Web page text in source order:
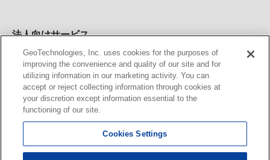
法人向けサービス
法人向け地図・位置情報サービス WEBサイト・システム向け地
図API Windows PC向け地図開発キット MapFan DB 住所確認
サービス
MAP WORLD+ トリマ広告 Geo-Research
カーナビ地図更新サービス
MapFan スマートメンバーズ カロッツェリア地図割プラス
KENWOOD MapFan Club
GeoTechnologies, Inc. uses cookies for the purposes of
improving the convenience and quality of our site and for
utilizing information in our marketing activity. You can
accept or reject collecting information through cookies at
your discretion except information essential to the
functioning of our site.
Cookies Settings